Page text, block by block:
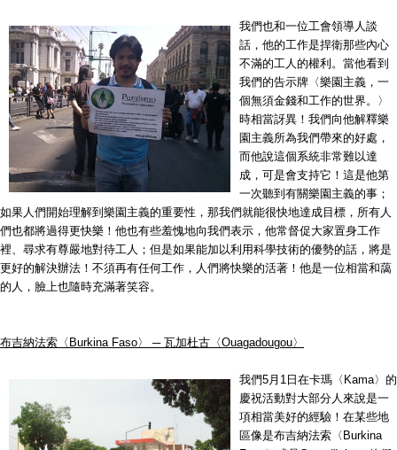
我們也和一位工會領導人談
話，他的工作是捍衛那些內心
不滿的工人的權利。當他看到
我們的告示牌〈樂園主義，一
個無須金錢和工作的世界。〉
時相當訝異！我們向他解釋樂
園主義所為我們帶來的好處，
而他說這個系統非常難以達
成，可是會支持它！這是他第
一次聽到有關樂園主義的事；
如果人們開始理解到樂園主義的重要性，那我們就能很快地達成目標，所有人
們也都將過得更快樂！他也有些羞愧地向我們表示，他常督促大家置身工作
裡、尋求有尊嚴地對待工人；但是如果能加以利用科學技術的優勢的話，將是
更好的解決辦法！不須再有任何工作，人們將快樂的活著！他是一位相當和藹
的人，臉上也隨時充滿著笑容。
布吉納法索〈Burkina Faso〉 ─ 瓦加杜古〈Ouagadougou〉
我們5月1日在卡瑪〈Kama〉的
慶祝活動對大部分人來說是一
項相當美好的經驗！在某些地
區像是布吉納法索〈Burkina